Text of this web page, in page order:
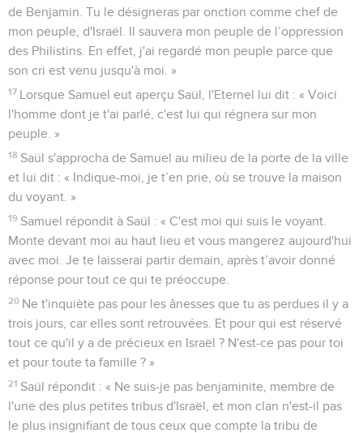
de Benjamin. Tu le désigneras par onction comme chef de
mon peuple, d'Israël. Il sauvera mon peuple de l’oppression
des Philistins. En effet, j'ai regardé mon peuple parce que
son cri est venu jusqu'à moi. »
17 Lorsque Samuel eut aperçu Saül, l'Eternel lui dit : « Voici
l'homme dont je t'ai parlé, c'est lui qui régnera sur mon
peuple. »
18 Saül s'approcha de Samuel au milieu de la porte de la ville
et lui dit : « Indique-moi, je t’en prie, où se trouve la maison
du voyant. »
19 Samuel répondit à Saül : « C'est moi qui suis le voyant.
Monte devant moi au haut lieu et vous mangerez aujourd'hui
avec moi. Je te laisserai partir demain, après t’avoir donné
réponse pour tout ce qui te préoccupe.
20 Ne t'inquiète pas pour les ânesses que tu as perdues il y a
trois jours, car elles sont retrouvées. Et pour qui est réservé
tout ce qu'il y a de précieux en Israël ? N'est-ce pas pour toi
et pour toute ta famille ? »
21 Saül répondit : « Ne suis-je pas benjaminite, membre de
l'une des plus petites tribus d'Israël, et mon clan n'est-il pas
le plus insignifiant de tous ceux que compte la tribu de